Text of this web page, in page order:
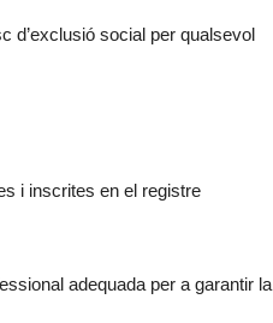
d’exclusió social per qualsevol
i inscrites en el registre
adequada per a garantir la